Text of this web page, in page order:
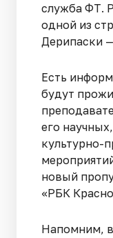
служба ФТ.
одной из
Дерипаски
Есть
будут
его
культурно-
новый
«РБК
Напомним,